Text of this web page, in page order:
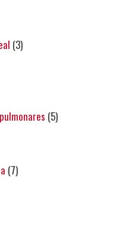
(3)
(5)
(7)